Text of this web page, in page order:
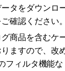
タをダウンロ
確認ください
商品を含むケ
ますので、改
フィルタ機能な